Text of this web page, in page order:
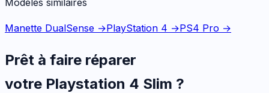
Manette DualSense →PlayStation 4 →PS4 Pro →
Prêt à faire réparer
votre Playstation 4 Slim ?